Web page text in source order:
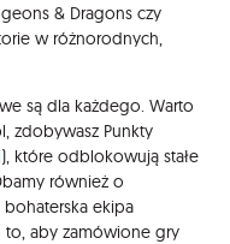
& Dragons czy
w różnorodnych,
są dla każdego. Warto
zdobywasz Punkty
), które odblokowują stałe
również o
ekipa
to, aby zamówione gry